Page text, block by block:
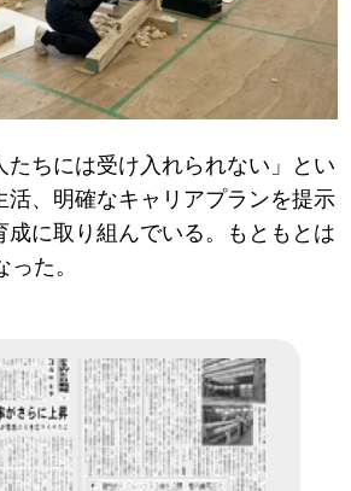
ちには受け入れられない」とい
、明確なキャリアプランを提示
に取り組んでいる。もともとは
た。